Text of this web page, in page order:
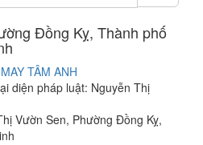
Đồng Kỵ, Thành phố
TÂM ANH
diện pháp luật: Nguyễn Thị
Vườn Sen, Phường Đồng Kỵ,